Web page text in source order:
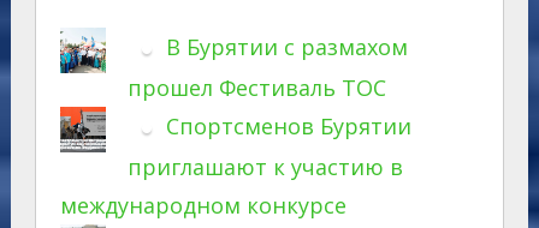
В Бурятии с размахом
прошел Фестиваль ТОС
Спортсменов Бурятии
приглашают к участию в
международном конкурсе